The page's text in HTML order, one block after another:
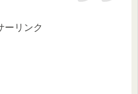
ーリンク